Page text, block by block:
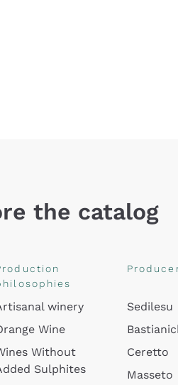
the catalog
winery
Wine
Without
Sulphites
Sedilesu
Ceretto
Masseto